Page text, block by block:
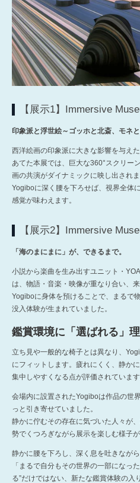
【展示1】Immersive
印象派と浮世絵～ゴッホと北斎、モネ
西洋絵画の印象派に大きな影響を与え
あてた本展では、巨大な360°スクリー
画の共演がダイナミックに映し出されま
Yogiboに深く腰を下ろせば、視界全体
感覚が味わえます。
【展示2】Immersive
「海のまにまに」が、できるまで。
小説から楽曲を生み出すユニット・
は、物語・音楽・映像が重なり合い、
Yogiboに身体を預けることで、まるで
没入体験が生まれていました。
鑑賞環境に「選ばれる」
立ち見や一般的な椅子とは異なり、
にフィットします。疲れにくく、静か
集中しやすくなる点が評価されています
会場内に設置されたYogiboは作品の世
っと引き寄せていました。
静かに佇むその存在に気づいた人々が
勢でくつろぎながら展示を楽しむ様子が
静かに腰を下ろし、深く息を吐きな
「まるで自分もその世界の一部になっ
る”だけではない、新たな鑑賞体験の入